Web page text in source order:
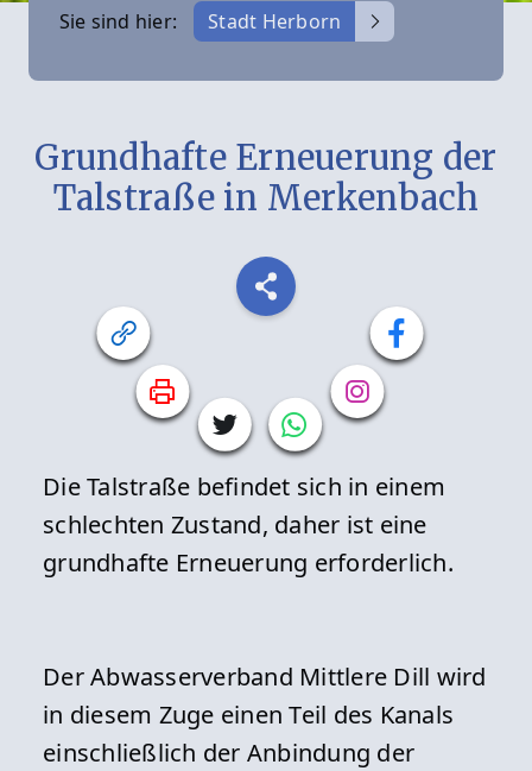
Sie sind hier: Stadt Herborn
Grundhafte Erneuerung der
Talstraße in Merkenbach
Die Talstraße befindet sich in einem
schlechten Zustand, daher ist eine
grundhafte Erneuerung erforderlich.
Der Abwasserverband Mittlere Dill wird
in diesem Zuge einen Teil des Kanals
einschließlich der Anbindung der